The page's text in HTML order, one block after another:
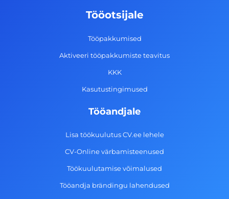
-
g
a
m
d
n
Tööotsijale
Tööpakkumised
Aktiveeri tööpakkumiste teavitus
KKK
Kasutustingimused
Tööandjale
Lisa töökuulutus CV.ee lehele
CV-Online värbamisteenused
Töökuulutamise võimalused
Tööandja brändingu lahendused